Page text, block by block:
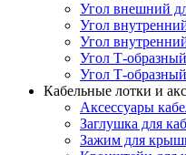
Угол внешний
Угол
Угол
Угол Т-
Угол Т-образный
Кабельные лотки и
Аксессуары
Заглушка для
Зажим для